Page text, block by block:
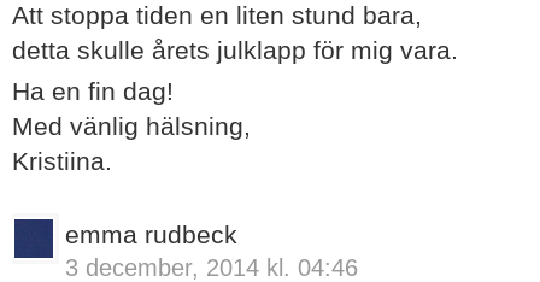
Att stoppa tiden en liten stund bara,
detta skulle årets julklapp för mig vara.
Ha en fin dag!
Med vänlig hälsning,
Kristiina.
emma rudbeck
3 december, 2014 kl. 04:46